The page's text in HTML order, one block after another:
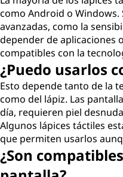
como Android o
avanzadas, como la
depender de aplicaciones
compatibles con la
¿Puedo usarlos
Esto depende tanto de la
como del lápiz. Las
día, requieren piel
Algunos lápices táctiles
que permiten usarlos
¿Son